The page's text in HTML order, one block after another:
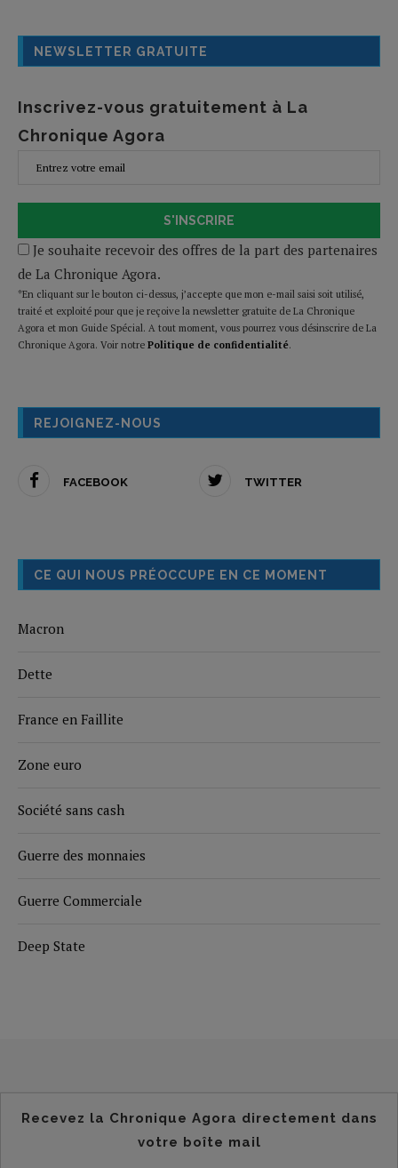
NEWSLETTER GRATUITE
Inscrivez-vous gratuitement à La
Chronique Agora
S'INSCRIRE
Je souhaite recevoir des offres de la part des partenaires
de La Chronique Agora.
*En cliquant sur le bouton ci-dessus, j’accepte que mon e-mail saisi soit utilisé,
traité et exploité pour que je reçoive la newsletter gratuite de La Chronique
Agora et mon Guide Spécial. A tout moment, vous pourrez vous désinscrire de La
Chronique Agora. Voir notre Politique de confidentialité.
REJOIGNEZ-NOUS
FACEBOOK TWITTER
CE QUI NOUS PRÉOCCUPE EN CE MOMENT
Macron
Dette
France en Faillite
Zone euro
Société sans cash
Guerre des monnaies
Guerre Commerciale
Deep State
Recevez la Chronique Agora directement dans
votre boîte mail